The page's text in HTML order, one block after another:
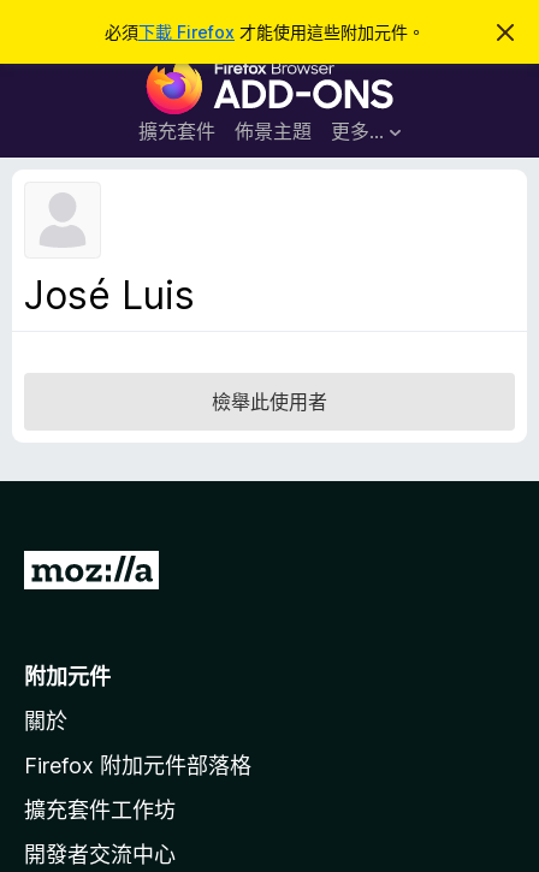
必須下載 Firefox 才能使用這些附加元件。
忽
此
F
r
e
加
元
擴充套件 佈景主題 更多…
登入
José Luis
檢舉此使用者
前
o
i
l
a
官
附加元件
關於
Firefox 附加元件部落格
擴充套件工作坊
開發者交流中心